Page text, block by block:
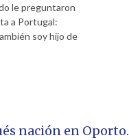
le preguntaron
a Portugal:
soy hijo de
nación en Oporto.